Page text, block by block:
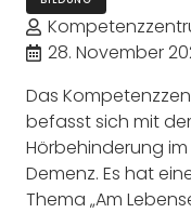
28. November
Das
befasst sich mit
Hörbehinderung
Demenz. Es hat
Thema „Am